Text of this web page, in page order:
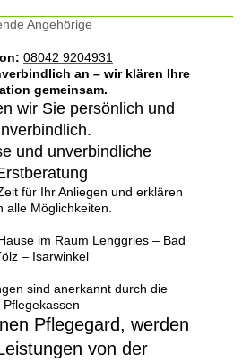
Simon
Angehörige
08042 9204931
an – wir klären Ihre
gemeinsam.
wir Sie persönlich und
und unverbindliche
für Ihr Anliegen und erklären
alle Möglichkeiten.
im Raum Lenggries – Bad
– Isarwinkel
sind anerkannt durch die
Pflegekassen
Pflegegard, werden
von der